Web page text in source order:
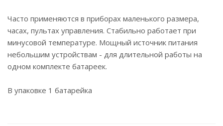
Часто применяются в приборах маленького размера,
часах, пультах управления. Стабильно работает при
минусовой температуре. Мощный источник питания
небольшим устройствам - для длительной работы на
одном комплекте батареек.
В упаковке 1 батарейка